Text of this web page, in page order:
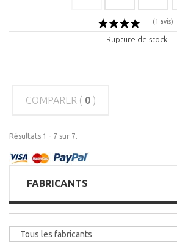
Rupture de stock
COMPARER ( 0 )
Résultats 1 - 7 sur 7.
FABRICANTS